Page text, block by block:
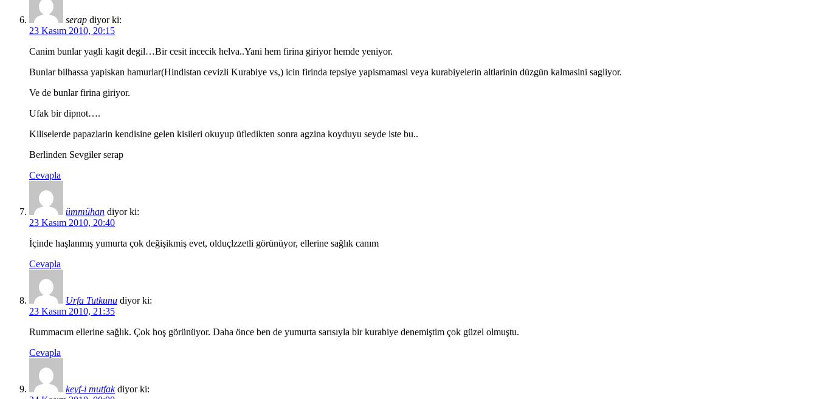
serap diyor ki:
23 Kasım 2010, 20:15
Canim bunlar yagli kagit degil…Bir cesit incecik helva..Yani hem firina giriyor hemde yeniyor.
Bunlar bilhassa yapiskan hamurlar(Hindistan cevizli Kurabiye vs,) icin firinda tepsiye yapismamasi veya kurabiyelerin altlarinin düzgün kalmasini sagliyor.
Ve de bunlar firina giriyor.
Ufak bir dipnot….
Kiliselerde papazlarin kendisine gelen kisileri okuyup üfledikten sonra agzina koyduyu seyde iste bu..
Berlinden Sevgiler serap
Cevapla
ümmühan diyor ki:
23 Kasım 2010, 20:40
İçinde haşlanmış yumurta çok değişikmiş evet, olduçlzzetli görünüyor, ellerine sağlık canım
Cevapla
Urfa Tutkunu diyor ki:
23 Kasım 2010, 21:35
Rummacım ellerine sağlık. Çok hoş görünüyor. Daha önce ben de yumurta sarısıyla bir kurabiye denemiştim çok güzel olmuştu.
Cevapla
keyf-i mutfak diyor ki: